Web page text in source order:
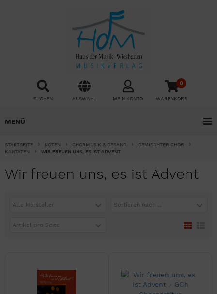
SUCHEN AUSWAHL MEIN KONTO
0
WARENKORB
MENÜ
STARTSEITE NOTEN CHORMUSIK & GESANG
GEMISCHTER CHOR
KANTATEN
WIR FREUEN UNS, ES IST ADVENT
Wir freuen uns, es ist Advent
Alle Hersteller Sortieren nach ...
Artikel pro Seite